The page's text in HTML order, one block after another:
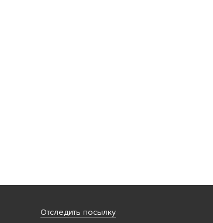
Отследить посылку